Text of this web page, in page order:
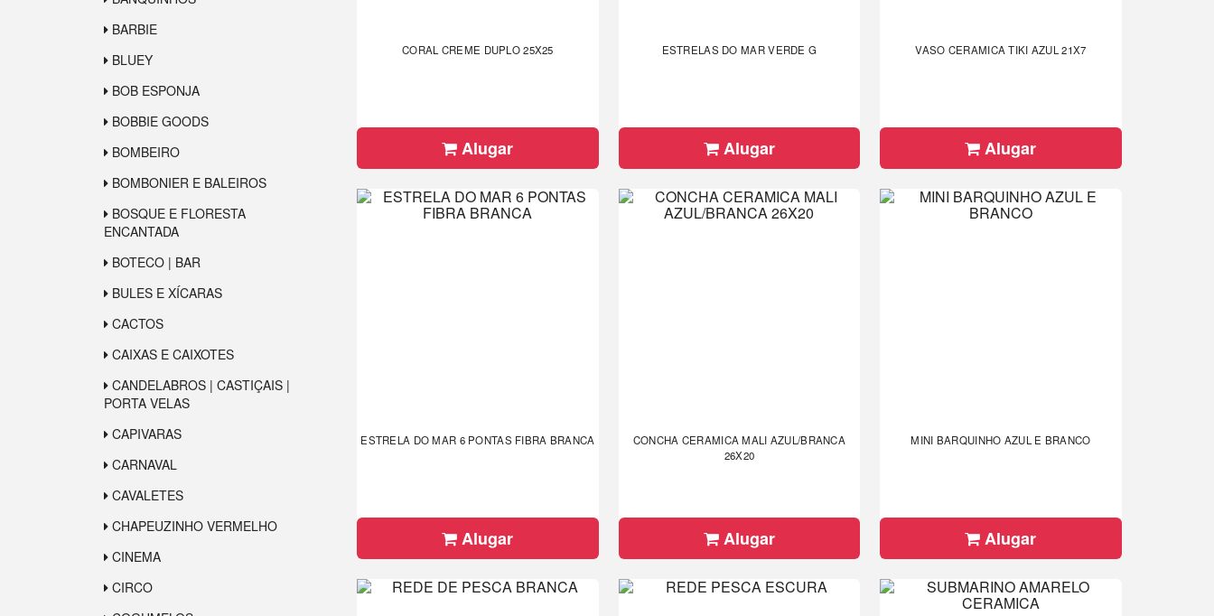
BARBIE
BLUEY
BOB ESPONJA
BOBBIE GOODS
BOMBEIRO
BOMBONIER E BALEIROS
BOSQUE E FLORESTA
ENCANTADA
BOTECO | BAR
BULES E XÍCARAS
CACTOS
CAIXAS E CAIXOTES
CANDELABROS | CASTIÇAIS |
PORTA VELAS
CAPIVARAS
CARNAVAL
CAVALETES
CHAPEUZINHO VERMELHO
CINEMA
CIRCO
CORAL CREME DUPLO 25X25
Alugar
ESTRELAS DO MAR VERDE G
Alugar
VASO CERAMICA TIKI AZUL 21X7
Alugar
ESTRELA DO MAR 6 PONTAS FIBRA BRANCA
Alugar
CONCHA CERAMICA MALI AZUL/BRANCA
26X20
Alugar
MINI BARQUINHO AZUL E BRANCO
Alugar